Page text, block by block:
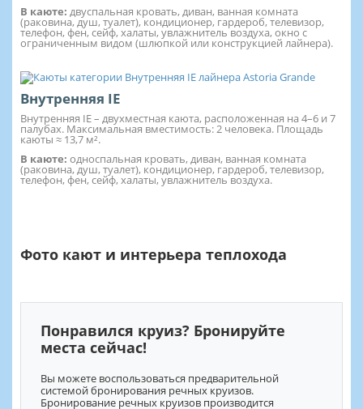
В каюте: двуспальная кровать, диван, ванная комната
(раковина, душ, туалет), кондиционер, гардероб, телевизор,
телефон, фен, сейф, халаты, увлажнитель воздуха, окно с
ограниченным видом (шлюпкой или конструкцией лайнера).
Внутренняя IE
Внутренняя IE – двухместная каюта, расположенная на 4–6 и 7
палубах. Максимальная вместимость: 2 человека. Площадь
каюты ≈ 13,7 м².
В каюте: односпальная кровать, диван, ванная комната
(раковина, душ, туалет), кондиционер, гардероб, телевизор,
телефон, фен, сейф, халаты, увлажнитель воздуха.
Фото кают и интерьера теплохода
Понравился круиз? Бронируйте
места сейчас!
Вы можете воспользоваться предварительной
системой бронирования речных круизов.
Бронирование речных круизов производится